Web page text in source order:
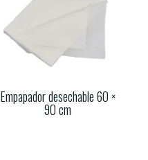
Empapador desechable 60 ×
90 cm